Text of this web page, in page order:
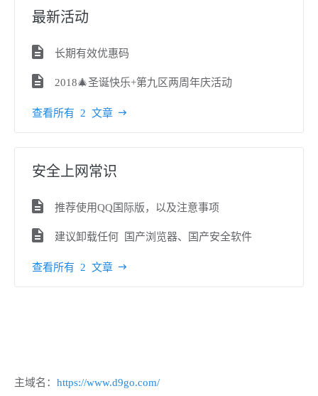
最新活动
长期有效优惠码
2018🎄圣诞快乐+第九区两周年庆活动
查看所有 2 文章
安全上网常识
推荐使用QQ国际版，以及注意事项
建议卸载任何 国产浏览器、国产安全软件
查看所有 2 文章
主域名： https://www.d9go.com/